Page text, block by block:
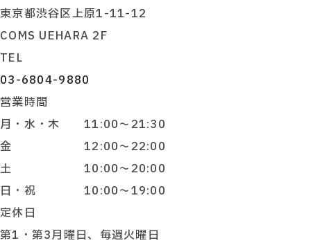
東京都渋谷区上原1-11-12
COMS UEHARA 2F
TEL
03-6804-9880
営業時間
月・水・木 11:00～21:30
金 12:00～22:00
土 10:00～20:00
日・祝 10:00～19:00
定休日
第1・第3月曜日、毎週火曜日